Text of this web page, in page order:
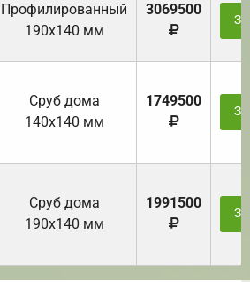
Профилированный
190х140 мм
3069500
Cруб дома
140х140 мм
1749500
Cруб дома
190х140 мм
1991500